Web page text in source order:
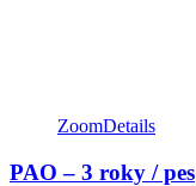
ZoomDetails
PAO – 3 roky / pes